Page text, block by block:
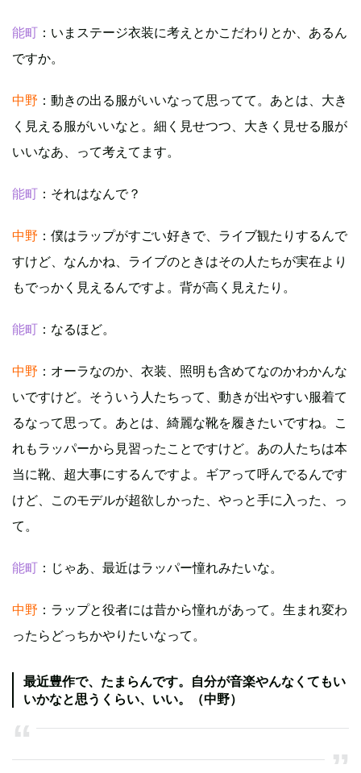
能町 ：いまステージ衣装に考えとかこだわりとか、あるん
ですか。
中野 ：動きの出る服がいいなって思ってて。あとは、大き
く見える服がいいなと。細く見せつつ、大きく見せる服が
いいなあ、って考えてます。
能町 ：それはなんで？
中野 ：僕はラップがすごい好きで、ライブ観たりするんで
すけど、なんかね、ライブのときはその人たちが実在より
もでっかく見えるんですよ。背が高く見えたり。
能町 ：なるほど。
中野 ：オーラなのか、衣装、照明も含めてなのかわかんな
いですけど。そういう人たちって、動きが出やすい服着て
るなって思って。あとは、綺麗な靴を履きたいですね。こ
れもラッパーから見習ったことですけど。あの人たちは本
当に靴、超大事にするんですよ。ギアって呼んでるんです
けど、このモデルが超欲しかった、やっと手に入った、っ
て。
能町 ：じゃあ、最近はラッパー憧れみたいな。
中野 ：ラップと役者には昔から憧れがあって。生まれ変わ
ったらどっちかやりたいなって。
最近豊作で、たまらんです。自分が音楽やんなくてもい
いかなと思うくらい、いい。（中野）